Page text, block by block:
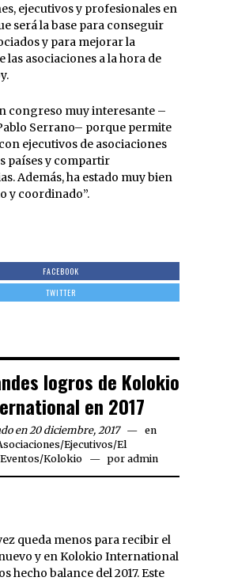
ejecutivos y profesionales en
será la base para conseguir
y para mejorar la
las asociaciones a la hora de
congreso muy interesante –
Serrano– porque permite
ejecutivos de asociaciones
países y compartir
Además, ha estado muy bien
y coordinado”.
FACEBOOK
TWITTER
logros de Kolokio
en 2017
en 20 diciembre, 2017
en
/Ejecutivos/El
Eventos/Kolokio por admin
y en Kolokio International
hecho balance del 2017. Este